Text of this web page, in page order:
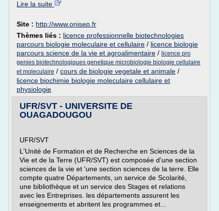
Lire la suite
Site : http://www.onisep.fr
Thèmes liés : licence professionnelle biotechnologies
parcours biologie moleculaire et cellulaire / licence biologie
parcours science de la vie et agroalimentaire / licence pro
genies biotechnologiques genetique microbiologie biologie cellulaire
et moleculaire / cours de biologie vegetale et animale /
licence biochimie biologie moleculaire cellulaire et
physiologie
UFR/SVT - UNIVERSITE DE
OUAGADOUGOU
UFR/SVT
L'Unité de Formation et de Recherche en Sciences de la
Vie et de la Terre (UFR/SVT) est composée d'une section
sciences de la vie et 'une section sciences de la terre. Elle
compte quatre Départements, un service de Scolarité,
une bibliothèque et un service des Stages et relations
avec les Entreprises. les départements assurent les
enseignements et abritent les programmes et...